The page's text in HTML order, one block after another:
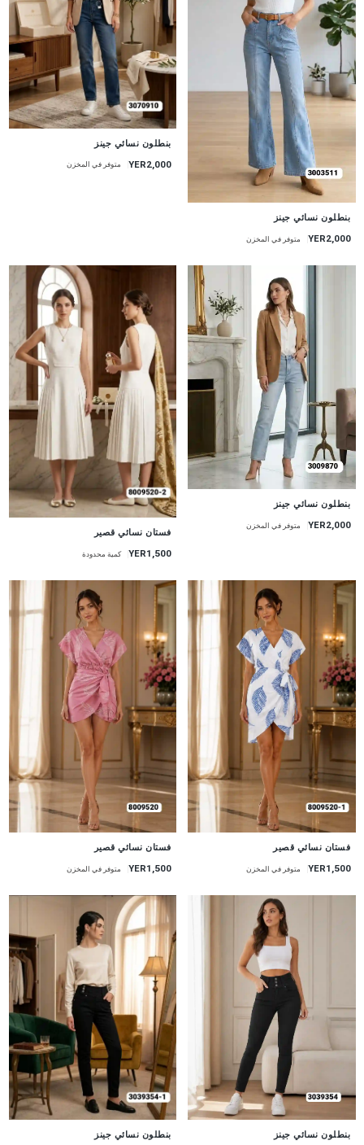
بنطلون نسائي جينز
YER2,000 متوفر في المخزن
بنطلون نسائي جينز
YER2,000 متوفر في المخزن
جديد
بنطلون نسائي جينز
YER2,000 متوفر في المخزن
فستان نسائي قصير
YER1,500 كمية محدودة
جديد
فستان نسائي قصير
YER1,500 متوفر في المخزن
جديد
فستان نسائي قصير
YER1,500 متوفر في المخزن
بنطلون نسائي جينز بنطلون نسائي جينز